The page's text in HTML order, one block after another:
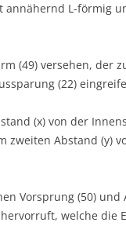
L-förmig
(49) versehen, der
(22)
(x) von der
zweiten Abstand (y)
Vorsprung (50)
welche die